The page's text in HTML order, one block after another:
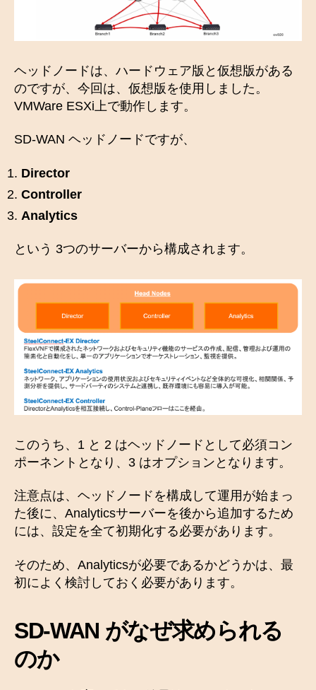
ヘッドノードは、ハードウェア版と仮想版がある
のですが、今回は、仮想版を使用しました。
VMWare ESXi上で動作します。
SD-WAN ヘッドノードですが、
Director
Controller
Analytics
という 3つのサーバーから構成されます。
このうち、1 と 2 はヘッドノードとして必須コン
ポーネントとなり、3 はオプションとなります。
注意点は、ヘッドノードを構成して運用が始まっ
た後に、Analyticsサーバーを後から追加するため
には、設定を全て初期化する必要があります。
そのため、Analyticsが必要であるかどうかは、最
初によく検討しておく必要があります。
SD-WAN がなぜ求められる
のか